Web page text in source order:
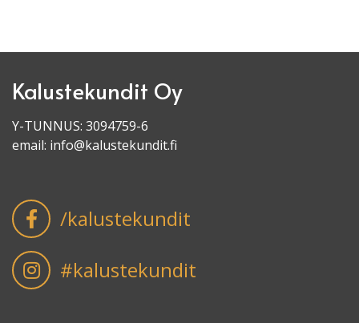
Kalustekundit Oy
Y-TUNNUS: 3094759-6
email: info@kalustekundit.fi
/kalustekundit
#kalustekundit